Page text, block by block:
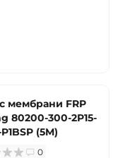
мембрани FRP
80200-300-2P15-
P1BSP (5M)
0